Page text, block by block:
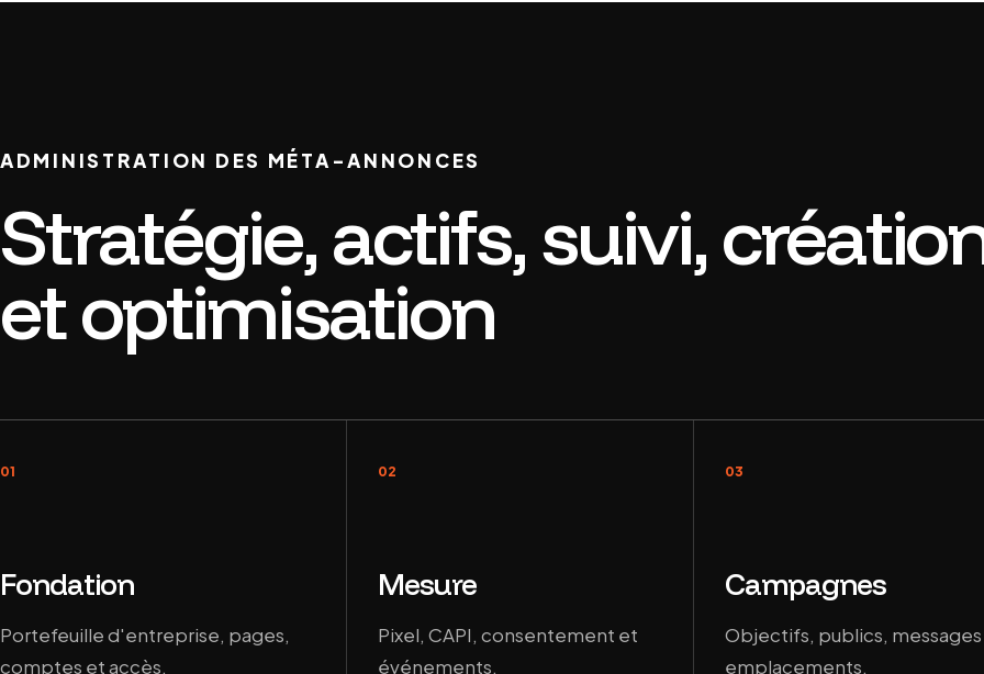
ADMINISTRATION DES MÉTA-ANNONCES
Stratégie, actifs, suivi,
et optimisation
01
Fondation
Portefeuille d'entreprise, pages,
comptes et accès.
02
Mesure
Pixel, CAPI, consentement et
événements.
03
Campagnes
Objectifs, publics,
emplacements.